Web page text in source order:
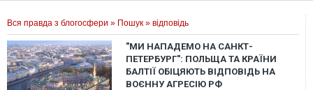
Вся правда з блогосфери » Пошук » відповідь
"МИ НАПАДЕМО НА САНКТ-
ПЕТЕРБУРГ": ПОЛЬЩА ТА КРАЇНИ
БАЛТІЇ ОБІЦЯЮТЬ ВІДПОВІДЬ НА
ВОЄННУ АГРЕСІЮ РФ